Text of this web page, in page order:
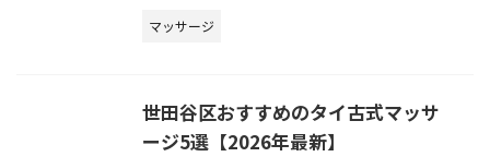
マッサージ
世田谷区おすすめのタイ古式マッサ
ージ5選【2026年最新】